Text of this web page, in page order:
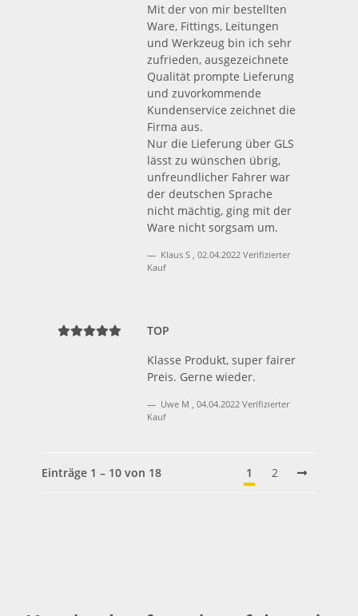
Mit der von mir bestellten
Ware, Fittings, Leitungen
und Werkzeug bin ich sehr
zufrieden, ausgezeichnete
Qualität prompte Lieferung
und zuvorkommende
Kundenservice zeichnet die
Firma aus.
Nur die Lieferung über GLS
lässt zu wünschen übrig,
unfreundlicher Fahrer war
der deutschen Sprache
nicht mächtig, ging mit der
Ware nicht sorgsam um.
Klaus S 02.04.2022 Verifizierter
Kauf
TOP
Klasse Produkt, super fairer
Preis. Gerne wieder.
Uwe M 04.04.2022 Verifizierter
Kauf
Einträge 1 – 10 von 18 1 2